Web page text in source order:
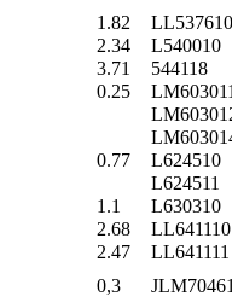
1.82
LL537610
2.34
L540010
3.71
544118
0.25
0.77
L624510
L624511
1.1
L630310
2.68
LL641110
2.47
LL641111
0,3